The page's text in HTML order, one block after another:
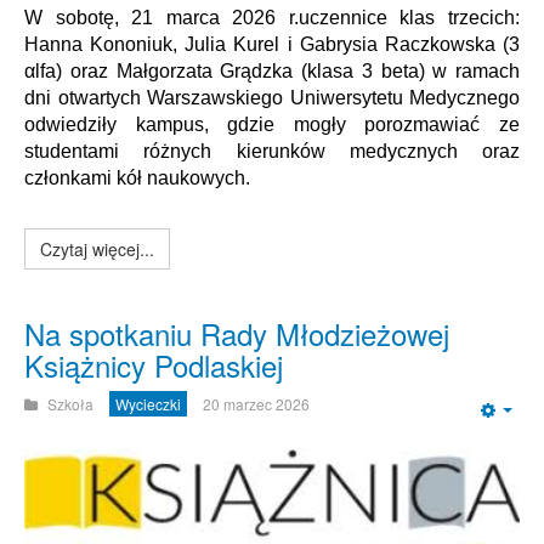
W sobotę, 21 marca 2026 r.uczennice klas trzecich:
Hanna Kononiuk, Julia Kurel i Gabrysia Raczkowska (3
αlfa) oraz Małgorzata Grądzka (klasa 3 beta)w ramach
dni otwartych Warszawskiego Uniwersytetu Medycznego
odwiedziły kampus, gdzie mogły porozmawiać ze
studentami różnych kierunków medycznych oraz
członkami kół naukowych.
Czytaj więcej...
Na spotkaniu Rady Młodzieżowej
Książnicy Podlaskiej
Szkoła Wycieczki 20 marzec 2026